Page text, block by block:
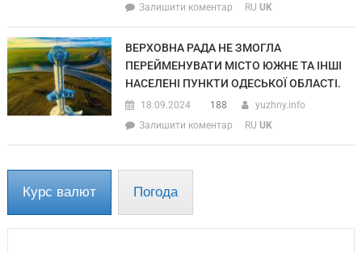
Залишити коментар
RU UK
ВЕРХОВНА РАДА НЕ ЗМОГЛА
ПЕРЕЙМЕНУВАТИ МІСТО ЮЖНЕ ТА ІНШІ
НАСЕЛЕНІ ПУНКТИ ОДЕСЬКОЇ ОБЛАСТІ.
18.09.2024 188
yuzhny.info
Залишити коментар
RU UK
Курс валют Погода